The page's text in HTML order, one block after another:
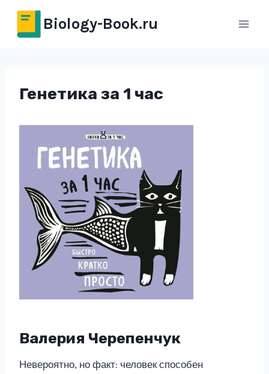
Перейти
содержимому
Biology-Book.ru
Генетика за 1 час
Валерия Черепенчук
Невероятно, но факт: человек способен